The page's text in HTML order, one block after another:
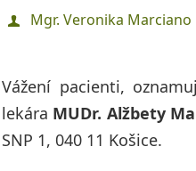
Mgr. Veronika Marciano
Vážení pacienti,
lekára MUDr. Alžbety
SNP 1, 040 11 Košice.